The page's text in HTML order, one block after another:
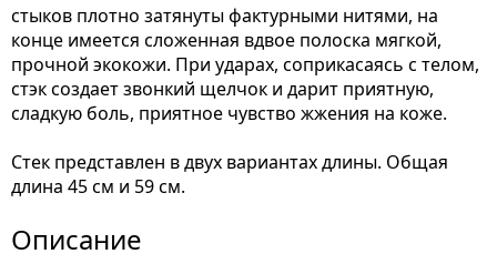
стыков плотно затянуты фактурными нитями, на
конце имеется сложенная вдвое полоска мягкой,
прочной экокожи. При ударах, соприкасаясь с телом,
стэк создает звонкий щелчок и дарит приятную,
сладкую боль, приятное чувство жжения на коже.
Стек представлен в двух вариантах длины. Общая
длина 45 см и 59 см.
Описание